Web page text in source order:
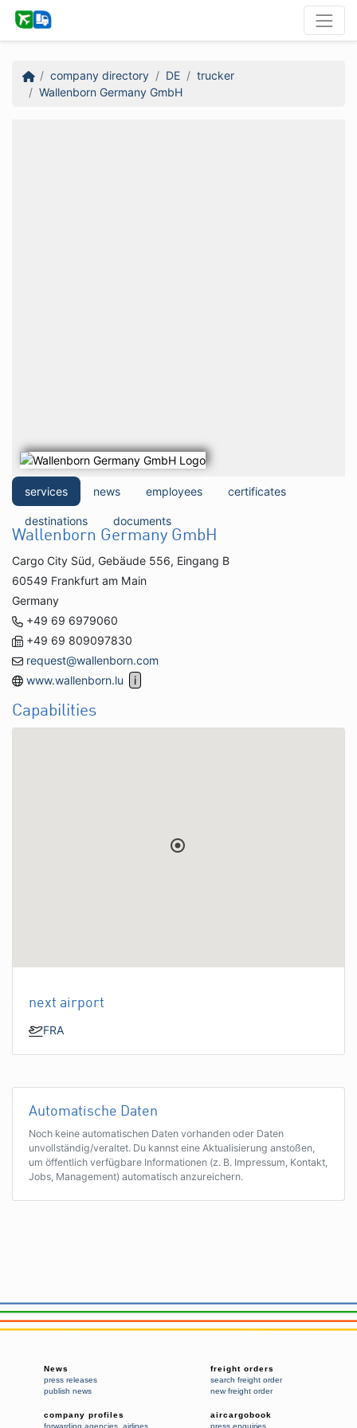
company directory DE
trucker
Wallenborn Germany GmbH
services news employees certificates
destinations documents
Wallenborn Germany GmbH
Cargo City Süd, Gebäude 556, Eingang B
60549 Frankfurt am Main
Germany
+49 69 6979060
+49 69 809097830
request@wallenborn.com
www.wallenborn.lu
Capabilities
next airport
FRA
Automatische Daten
Noch keine automatischen Daten vorhanden oder Daten
unvollständig/veraltet. Du kannst eine Aktualisierung anstoßen,
um öffentlich verfügbare Informationen (z. B. Impressum, Kontakt,
Jobs, Management) automatisch anzureichern.
News
press releases
publish news
freight orders
search freight order
new freight order
company profiles
forwarding agencies airlines
aircargobook
press enquiries